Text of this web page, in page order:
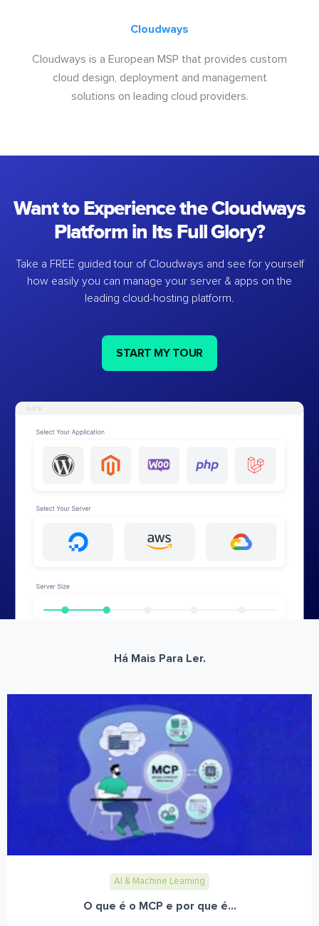
Cloudways
Cloudways is a European MSP that provides custom
cloud design, deployment and management
solutions on leading cloud providers.
Want to Experience the Cloudways
Platform in Its Full Glory?
Take a FREE guided tour of Cloudways and see for yourself
how easily you can manage your server & apps on the
leading cloud-hosting platform.
START MY TOUR
Há Mais Para Ler.
AI & Machine Learning
O que é o MCP e por que é...